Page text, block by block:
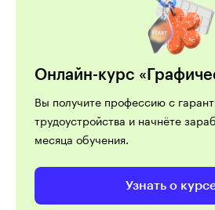
Онлайн-курс
Вы получите профессию с
трудоустройства и начнёте
месяца обучения.
Узнать о